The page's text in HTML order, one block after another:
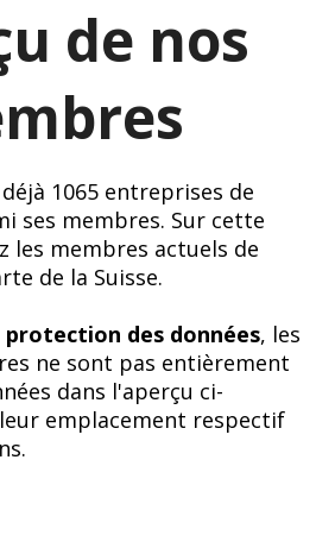
de nos
1065 entreprises de
ses membres. Sur cette
les membres actuels de
de la Suisse.
protection des données, les
ne sont pas entièrement
dans l'aperçu ci-
emplacement respectif